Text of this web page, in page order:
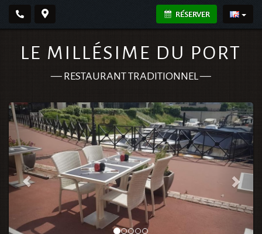
RÉSERVER
LE MILLÉSIME DU PORT
— RESTAURANT TRADITIONNEL—